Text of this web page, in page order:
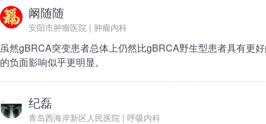
阚随随
安阳市肿瘤医院 | 肿瘤内科
虽然gBRCA突变患者总体上仍然比gBRCA野生型患者具有更
的负面影响似乎更明显。
纪磊
青岛西海岸新区人民医院 | 呼吸内科